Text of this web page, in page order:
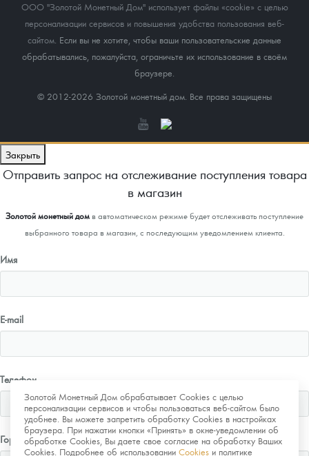
ООО "Золотой Монетный Дом" использует файлы «cookie» с целью
персонализации сервисов и повышения удобства пользования веб-
сайтом. Если вы не хотите, чтобы ваши пользовательские данные
обрабатывались, пожалуйста, ограничьте их использование в своём
браузере.
© 2012-2026 Золотой монетный дом. Все права защищены
Золотой Монетный Дом обрабатывает Cookies с целью
персонализации сервисов и чтобы пользоваться веб-сайтом было
удобнее. Вы можете запретить обработку Cookies в настройках
браузера. При нажатии кнопки «Принять» в окне-уведомлении об
обработке Cookies, Вы даете свое согласие на обработку Ваших
Cookies. Подробнее об использовании Cookies и политике
Закрыть
Отправить запрос на отслеживание поступления товара
в магазин
Золотой монетный домв автоматическом режиме будет отслеживать поступление
выбранного товара в магазин, с последующим уведомлением клиента.
Имя
E-mail
Телефон
Город